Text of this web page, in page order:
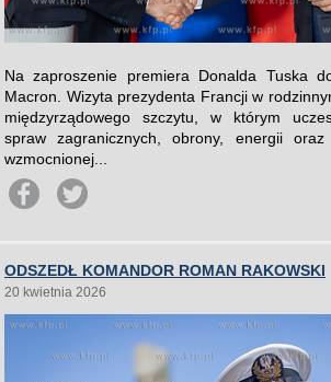
Na zaproszenie premiera Donalda Tuska
Macron. Wizyta prezydenta Francji w
międzyrządowego szczytu, w którym
spraw zagranicznych, obrony, energii
wzmocnionej...
ODSZEDŁ KOMANDOR ROMAN RAKOWSKI
20 kwietnia 2026